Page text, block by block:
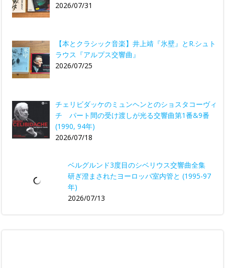
2026/07/31
【本とクラシック音楽】井上靖『氷壁』とR.シュト
ラウス『アルプス交響曲』
2026/07/25
チェリビダッケのミュンヘンとのショスタコーヴィ
チ パート間の受け渡しが光る交響曲第1番&9番
(1990, 94年)
2026/07/18
ベルグルンド3度目のシベリウス交響曲全集
研ぎ澄まされたヨーロッパ室内管と (1995-97
年)
2026/07/13